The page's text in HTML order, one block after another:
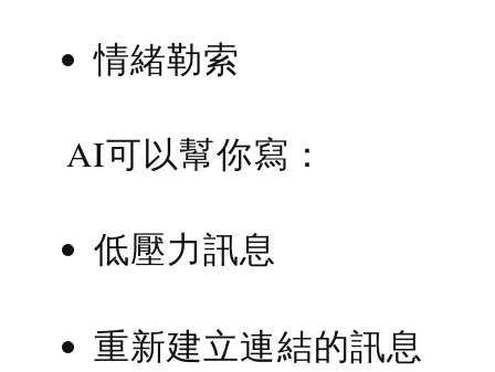
情緒勒索
AI可以幫你寫：
低壓力訊息
重新建立連結的訊息